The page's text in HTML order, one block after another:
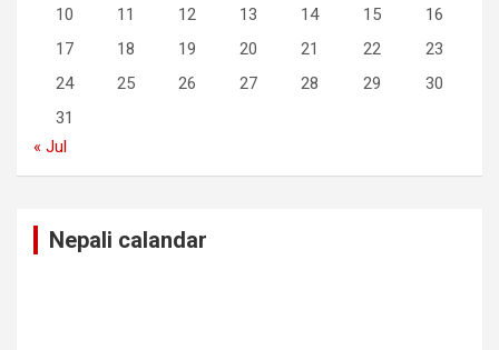
10
11 12 13 14 15
16
17
18 19 20 21 22
23
24
25 26 27 28 29
30
31
« Jul
Nepali calandar